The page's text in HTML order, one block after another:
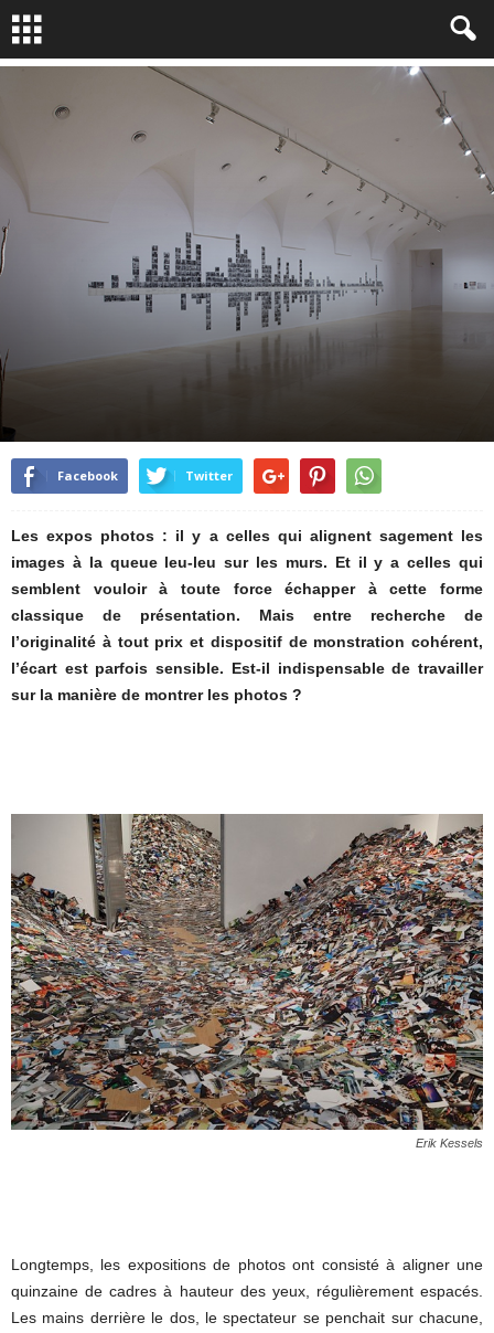
LA QUESTION PHOTO
Bruno Dubreuil Mai 27, 2015 9348 4
Facebook Twitter
Les expos photos : il y a celles qui alignent sagement les
images à la queue leu-leu sur les murs. Et il y a celles qui
semblent vouloir à toute force échapper à cette forme
classique de présentation. Mais entre recherche de
l’originalité à tout prix et dispositif de monstration cohérent,
l’écart est parfois sensible. Est-il indispensable de travailler
sur la manière de montrer les photos ?
Erik Kessels
Longtemps, les expositions de photos ont consisté à aligner une
quinzaine de cadres à hauteur des yeux, régulièrement espacés.
Les mains derrière le dos, le spectateur se penchait sur chacune,